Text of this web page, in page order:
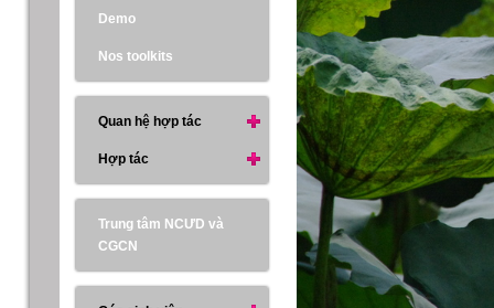
Demo
Nos toolkits
Quan hệ hợp tác
Hợp tác
Trung tâm NCƯD và
CGCN